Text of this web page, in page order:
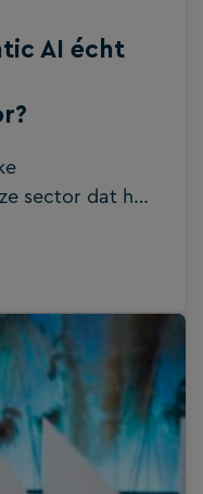
AI écht
sector dat hij
probleem
om
AI echt, en
sector waar
hebben? Een
naam zegt
halen